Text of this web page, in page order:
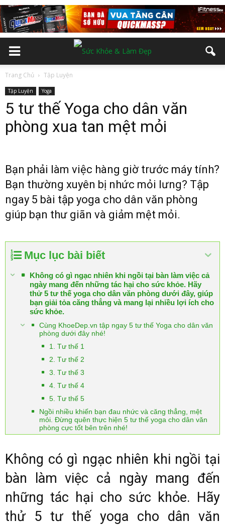
Trang Chủ Tập Luyện
Tập Luyện Yoga
5 tư thế Yoga cho dân văn
phòng xua tan mệt mỏi
Bạn phải làm việc hàng giờ trước máy tính?
Bạn thường xuyên bị nhức mỏi lưng? Tập
ngay 5 bài tập yoga cho dân văn phòng
giúp bạn thư giãn và giảm mệt mỏi.
Mục lục bài biết
Không có gì ngạc nhiên khi ngồi tại bàn làm việc cả
ngày mang đến những tác hại cho sức khỏe. Hãy
thử 5 tư thế yoga cho dân văn phòng dưới đây, giúp
bạn giải tỏa căng thẳng và mang lại nhiều lợi ích cho
sức khỏe.
Cùng KhoeDep.vn tập ngay 5 tư thế Yoga cho dân văn
phòng dưới đây nhé!
1. Tư thế 1
2. Tư thế 2
3. Tư thế 3
4. Tư thế 4
5. Tư thế 5
Ngồi nhiều khiến bạn đau nhức và căng thẳng, mệt
mỏi. Đừng quên thực hiện 5 tư thế yoga cho dân văn
phòng cực tốt bên trên nhé!
Không có gì ngạc nhiên khi ngồi tại
bàn làm việc cả ngày mang đến
những tác hại cho sức khỏe. Hãy
thử 5 tư thế yoga cho dân văn